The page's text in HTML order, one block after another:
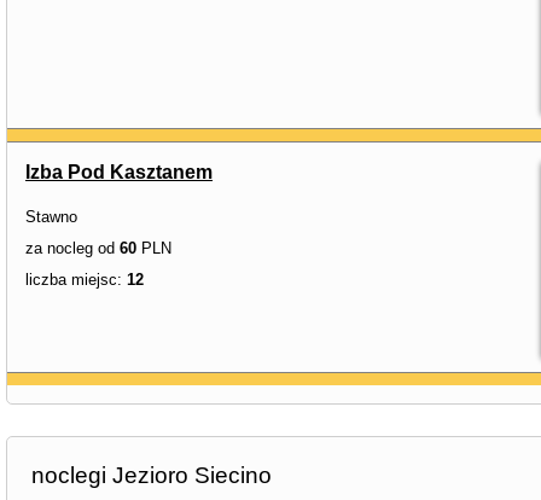
Izba Pod Kasztanem
Stawno
za nocleg od 60 PLN
liczba miejsc: 12
noclegi Jezioro Siecino